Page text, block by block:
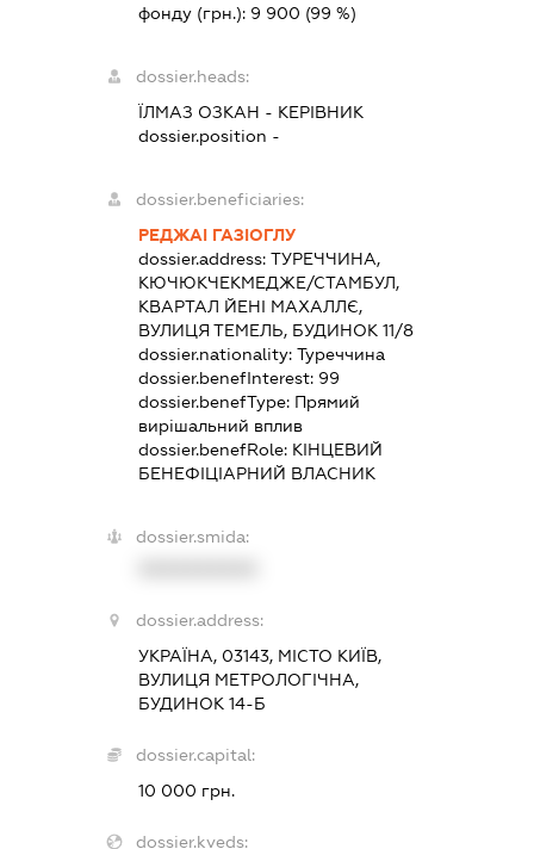
фонду (грн.): 9 900 (99 %)
dossier.heads:
ЇЛМАЗ ОЗКАН - КЕРІВНИК
dossier.position -
dossier.beneficiaries:
РЕДЖАІ ГАЗІОГЛУ
dossier.address:ТУРЕЧЧИНА,
КЮЧЮКЧЕКМЕДЖЕ/СТАМБУЛ,
КВАРТАЛ ЙЕНІ МАХАЛЛЄ,
ВУЛИЦЯ ТЕМЕЛЬ, БУДИНОК 11/8
dossier.nationality:Туреччина
dossier.benefInterest: 99
dossier.benefType: Прямий
вирішальний вплив
dossier.benefRole: КІНЦЕВИЙ
БЕНЕФІЦІАРНИЙ ВЛАСНИК
dossier.smida:
dossier.address:
УКРАЇНА, 03143, МІСТО КИЇВ,
ВУЛИЦЯ МЕТРОЛОГІЧНА,
БУДИНОК 14-Б
dossier.capital:
10 000 грн.
dossier.kveds: